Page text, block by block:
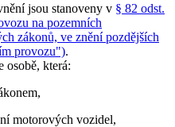
jsou stanoveny v § 82 odst.
na pozemních
zákonů, ve znění pozdějších
provozu").
osobě, která:
motorových vozidel,